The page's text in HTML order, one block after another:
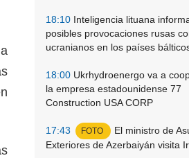
18:10 Inteligencia lituana
posibles provocaciones rusas
ucranianos en los países
18:00 Ukrhydroenergo va a
la empresa estadounidense 77
Construction USA CORP
17:43 FOTO
El ministro de
Exteriores de Azerbaiyán visita